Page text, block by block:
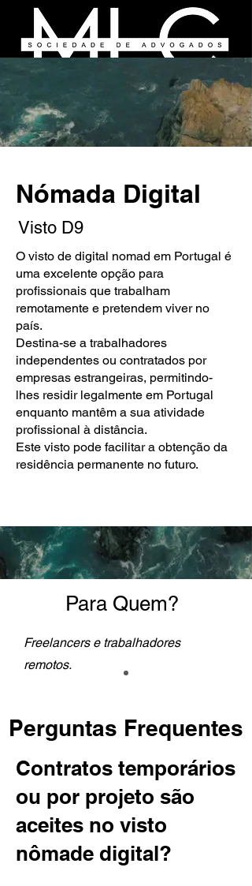
​Nómada Digital
Visto D9
O visto de digital nomad em Portugal é
uma excelente opção para
profissionais que trabalham
remotamente e pretendem viver no
país.
Destina-se a trabalhadores
independentes ou contratados por
empresas estrangeiras, permitindo-
lhes residir legalmente em Portugal
enquanto mantêm a sua atividade
profissional à distância.
Este visto pode facilitar a obtenção da
residência permanente no futuro.
Para Quem?
Freelancers e trabalhadores
remotos.
Perguntas Frequentes
Contratos temporários
ou por projeto são
aceites no visto
nômade digital?